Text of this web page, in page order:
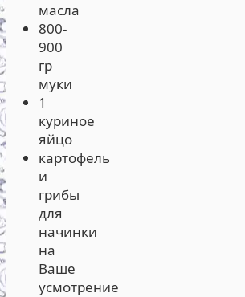
масла
800-
900
гр
муки
1
куриное
яйцо
картофель
и
грибы
для
начинки
на
Ваше
усмотрение